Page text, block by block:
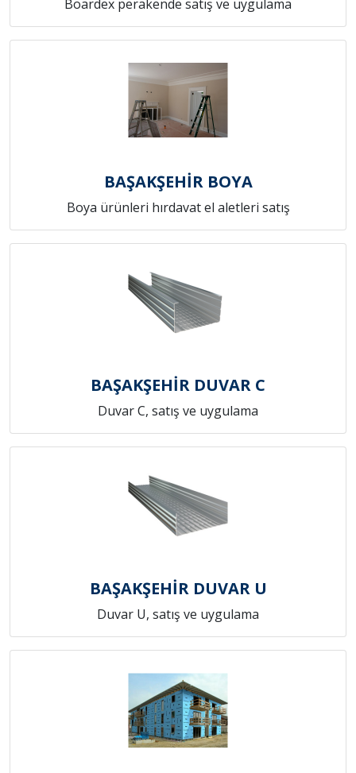
Boardex perakende satış ve uygulama
BAŞAKŞEHİR BOYA
Boya ürünleri hırdavat el aletleri satış
BAŞAKŞEHİR DUVAR C
Duvar C, satış ve uygulama
BAŞAKŞEHİR DUVAR U
Duvar U, satış ve uygulama